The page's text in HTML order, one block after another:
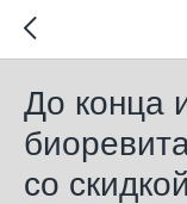
До конца
со